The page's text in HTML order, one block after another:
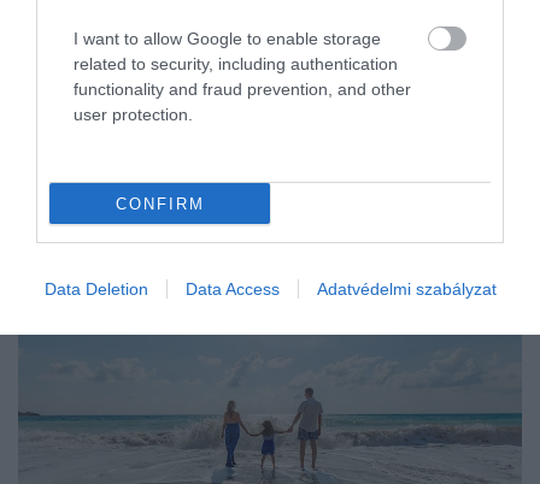
I want to allow Google to enable storage
related to security, including authentication
functionality and fraud prevention, and other
user protection.
CONFIRM
Data Deletion Data Access Adatvédelmi szabályzat